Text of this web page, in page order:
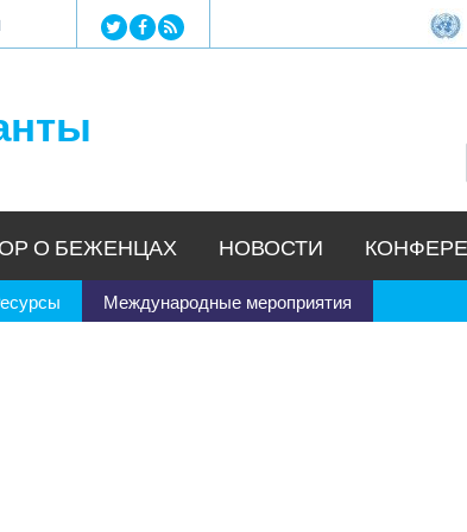
Jump to navigation
Международные мероприятия
О БЕЖЕНЦАХ НОВОСТИ